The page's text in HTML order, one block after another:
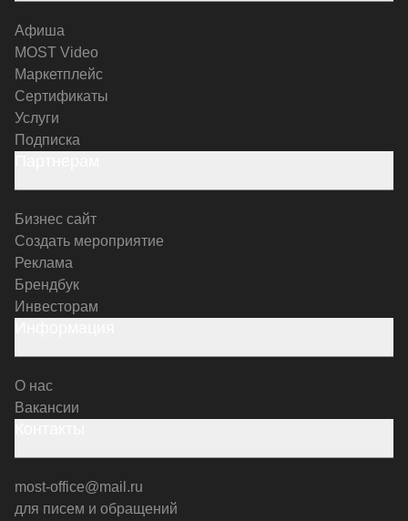
Афиша
MOST Video
Маркетплейс
Сертификаты
Услуги
Подписка
Бизнес сайт
Создать мероприятие
Реклама
Брендбук
Инвесторам
О нас
Вакансии
most-office@mail.ru
для писем и обращений